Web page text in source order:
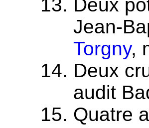
Deux
Jean-
Torgny,
Deux
audit
Quatre